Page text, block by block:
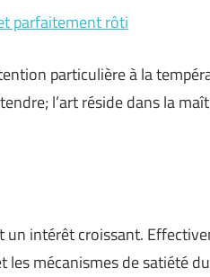
parfaitement rôti
particulière à la
l’art réside dans la
intérêt croissant.
mécanismes de satiété